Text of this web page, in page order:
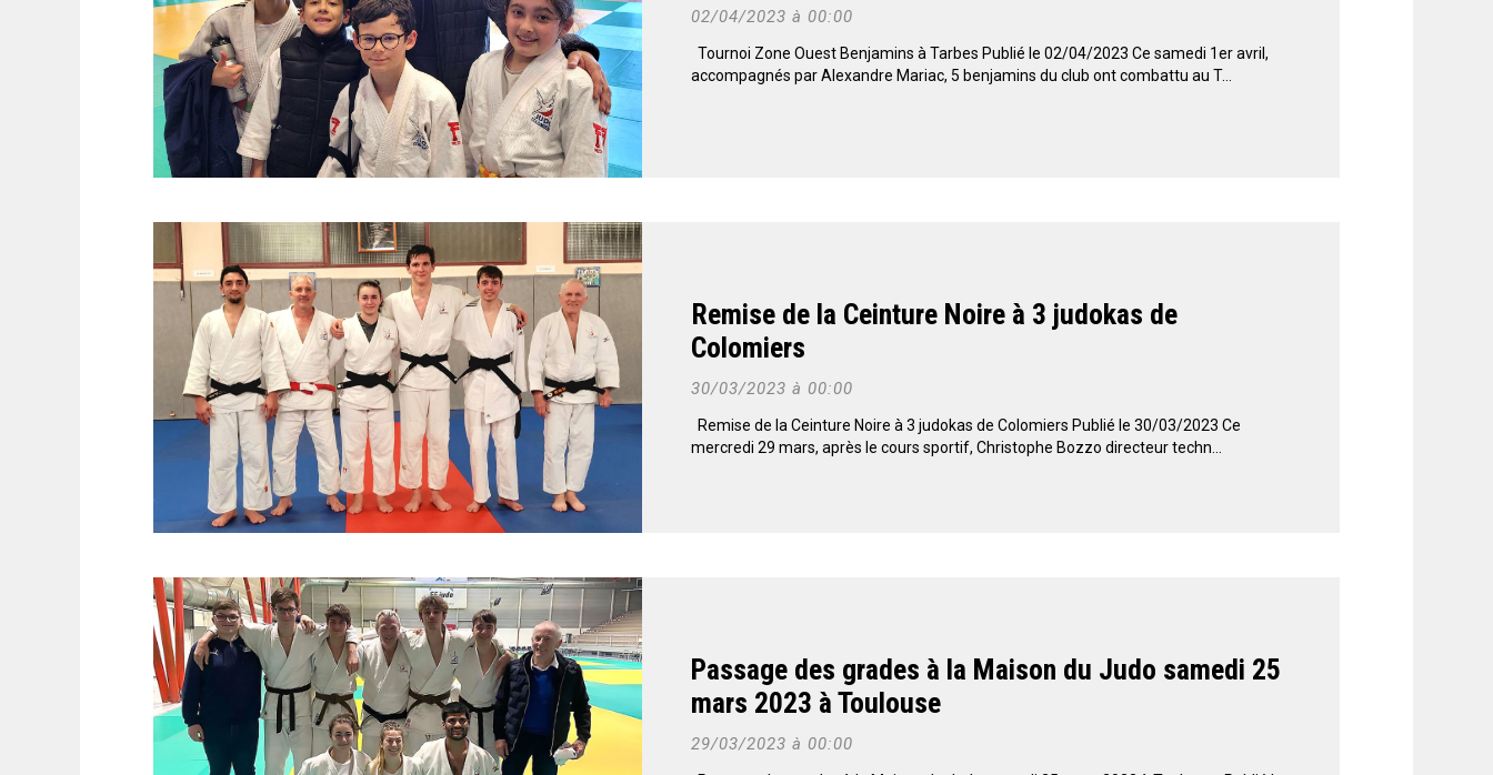
02/04/2023 à 00:00
Tournoi Zone Ouest Benjamins à Tarbes Publié le 02/04/2023 Ce samedi 1er avril,
accompagnés par Alexandre Mariac, 5 benjamins du club ont combattu au T...
Remise de la Ceinture Noire à 3 judokas de
Colomiers
30/03/2023 à 00:00
Remise de la Ceinture Noire à 3 judokas de Colomiers Publié le 30/03/2023 Ce
mercredi 29 mars, après le cours sportif, Christophe Bozzo directeur techn...
Passage des grades à la Maison du Judo samedi 25
mars 2023 à Toulouse
29/03/2023 à 00:00